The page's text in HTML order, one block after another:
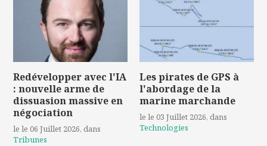
Redévelopper avec l'IA
: nouvelle arme de
dissuasion massive en
négociation
le le 06 Juillet 2026, dans
Tribunes
Les pirates de GPS à
l'abordage de la
marine marchande
le le 03 Juillet 2026, dans
Technologies